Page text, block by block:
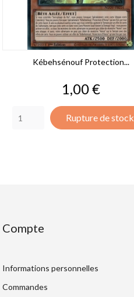
Kébehsénouf Protection...
Prix
1,00 €
Rupture de stock
Compte
Informations personnelles
Commandes